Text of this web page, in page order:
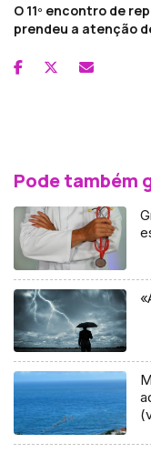
O 11º encontro de
prendeu a atenção
Pode também